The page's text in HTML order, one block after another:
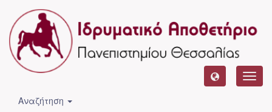
Αναζήτηση